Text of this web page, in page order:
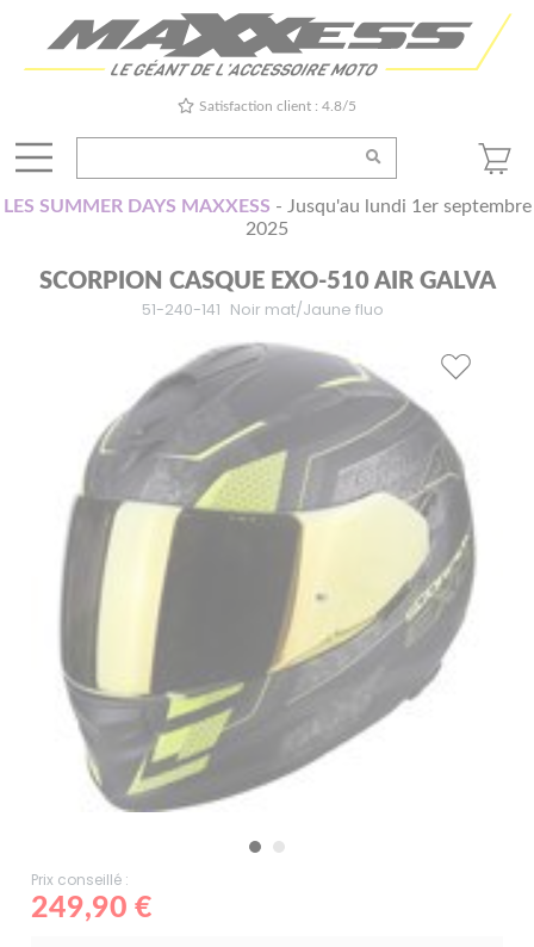
Satisfaction client : 4.8/5
LES SUMMER DAYS MAXXESS - Jusqu'au lundi 1er septembre
2025
SCORPION CASQUE EXO-510 AIR GALVA
51-240-141 Noir mat/Jaune fluo
Prix conseillé :
249,90 €